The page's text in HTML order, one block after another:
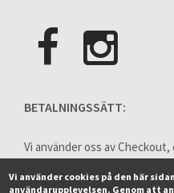
BETALNINGSSÄTT:
Vi använder oss av
hjälp av internetbank eller
Vi använder cookies på den här
användarupplevelsen. Genom att